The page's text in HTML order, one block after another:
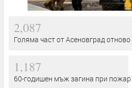
2,087
Голяма част от Асеновград
1,187
60-годишен мъж загина при